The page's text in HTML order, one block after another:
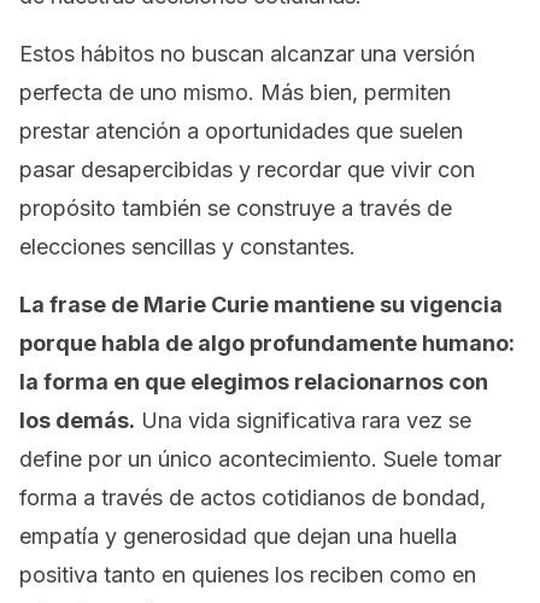
Estos hábitos no buscan alcanzar una versión
perfecta de uno mismo. Más bien, permiten
prestar atención a oportunidades que suelen
pasar desapercibidas y recordar que vivir con
propósito también se construye a través de
elecciones sencillas y constantes.
La frase de Marie Curie mantiene su vigencia
porque habla de algo profundamente humano:
la forma en que elegimos relacionarnos con
los demás. Una vida significativa rara vez se
define por un único acontecimiento. Suele tomar
forma a través de actos cotidianos de bondad,
empatía y generosidad que dejan una huella
positiva tanto en quienes los reciben como en